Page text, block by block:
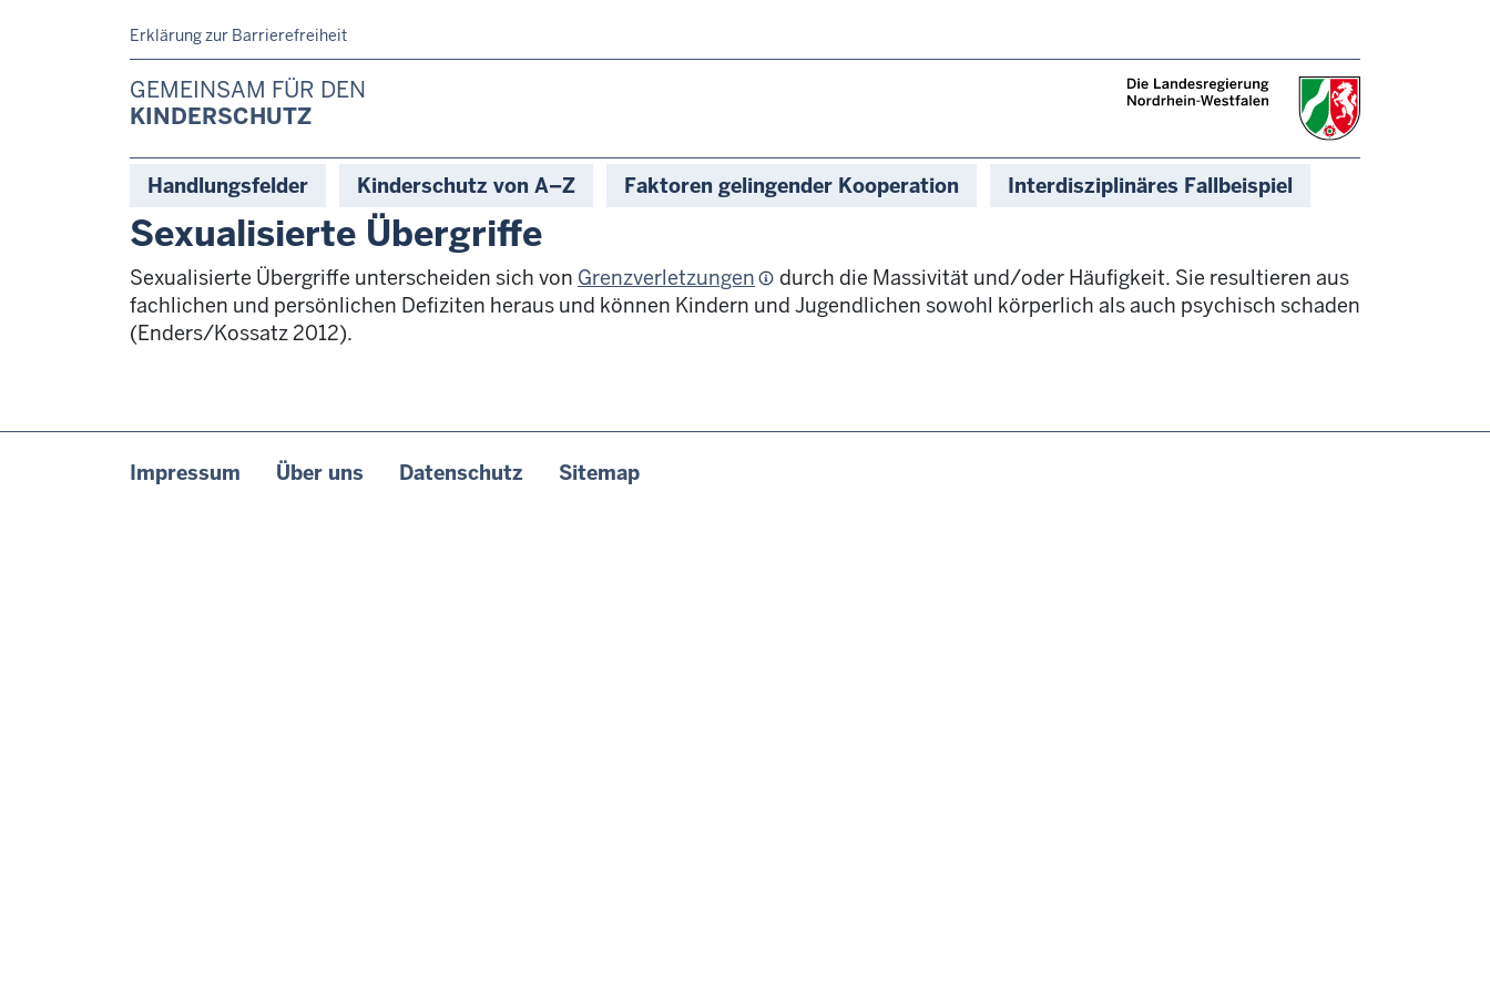
Direkt zum InhaltHeader Top
Erklärung zur Barrierefreiheit
GEMEINSAM FÜR DEN
KINDERSCHUTZ
Hauptnavigation
Handlungsfelder Kinderschutz von A–Z Faktoren gelingender Kooperation Interdisziplinäres Fallbeispiel
Sexualisierte Übergriffe
Sexualisierte Übergriffe unterscheiden sich von Grenzverletzungen
durch die Massivität und/oder Häufigkeit. Sie resultieren aus
fachlichen und persönlichen Defiziten heraus und können Kindern und Jugendlichen sowohl körperlich als auch psychisch schaden
(Enders/Kossatz 2012).
Fußzeile
Impressum Über uns Datenschutz Sitemap